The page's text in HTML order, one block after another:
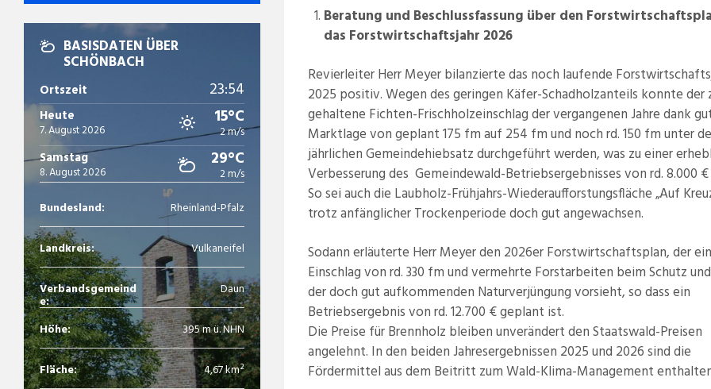
BASISDATEN ÜBER
SCHÖNBACH
Ortszeit 23:54
Heute
7. August 2026
15°C
2 m/s
Samstag
8. August 2026
29°C
2 m/s
Bundesland: Rheinland-Pfalz
Landkreis: Vulkaneifel
Verbandsgemeind
e:
Daun
Höhe: 395 m ü. NHN
Fläche: 4,67 km²
Beratung und Beschlussfassung über den
das Forstwirtschaftsjahr 2026
Revierleiter Herr Meyer bilanzierte das noch laufende
2025 positiv. Wegen des geringen Käfer-Schadholzanteils konnte der
gehaltene Fichten-Frischholzeinschlag der vergangenen Jahre dank
Marktlage von geplant 175 fm auf 254 fm und noch rd. 150 fm unter
jährlichen Gemeindehiebsatz durchgeführt werden, was zu einer
Verbesserung des Gemeindewald-Betriebsergebnisses von rd. 8.000
So sei auch die Laubholz-Frühjahrs-Wiederaufforstungsfläche „Auf
trotz anfänglicher Trockenperiode doch gut angewachsen.
Sodann erläuterte Herr Meyer den 2026er Forstwirtschaftsplan, der
Einschlag von rd. 330 fm und vermehrte Forstarbeiten beim Schutz
der doch gut aufkommenden Naturverjüngung vorsieht, so dass ein
Betriebsergebnis von rd. 12.700 € geplant ist.
Die Preise für Brennholz bleiben unverändert den Staatswald-Preisen
angelehnt. In den beiden Jahresergebnissen 2025 und 2026 sind die
Fördermittel aus dem Beitritt zum Wald-Klima-Management